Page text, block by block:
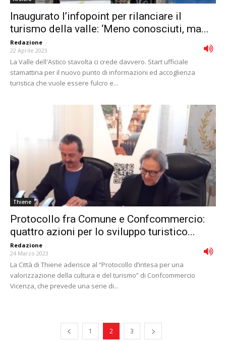
Inaugurato l’infopoint per rilanciare il
turismo della valle: ‘Meno conosciuti, ma...
Redazione -
22 Aprile 2023
La Valle dell'Astico stavolta ci crede davvero. Start ufficiale
stamattina per il nuovo punto di informazioni ed accoglienza
turistica che vuole essere fulcro e...
Thiene
Protocollo fra Comune e Confcommercio:
quattro azioni per lo sviluppo turistico...
Redazione -
24 Marzo 2023
La Città di Thiene aderisce al “Protocollo d’intesa per una
valorizzazione della cultura e del turismo” di Confcommercio
Vicenza, che prevede una serie di...
1 2 3